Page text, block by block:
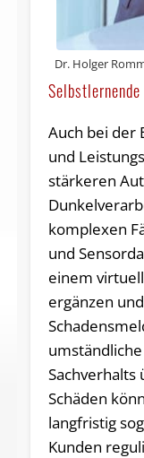
Dr. Holger
Auch bei der
und
stärkeren
komplexen
und
einem
ergänzen
Sachverhalts
Schäden
langfristig
Kunden